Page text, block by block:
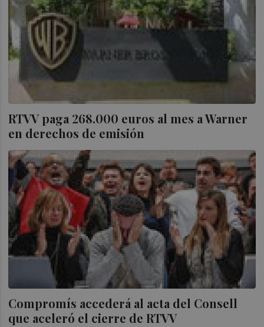
RTVV paga 268.000 euros al mes a Warner
en derechos de emisión
Compromís accederá al acta del Consell
que aceleró el cierre de RTVV